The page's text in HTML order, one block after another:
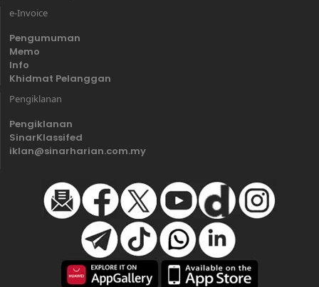
e-Invoice
Pengumuman
Memo
Info
Khidmat Pelanggan
Pengiklanan
Pengiklanan
SinarKlassifed
iklan@sinarharian.com.my